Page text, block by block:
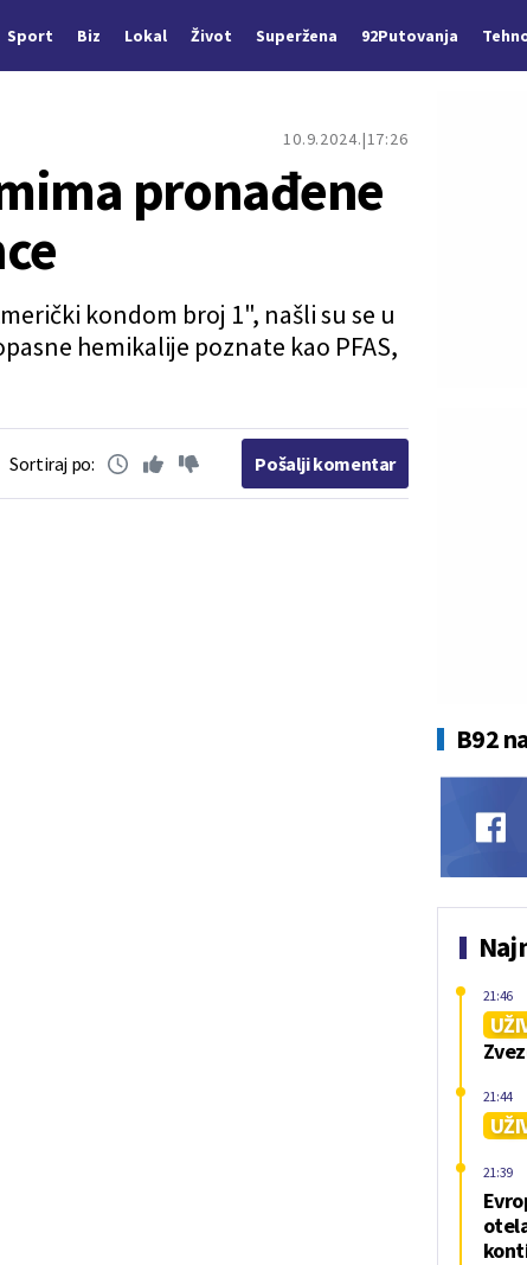
Sport Biz Lokal Život Superžena 92Putovanja
10.9.2024. 17:26
pronađene
kondom broj 1", našli su se u
hemikalije poznate kao PFAS,
Sortiraj po: Pošalji komentar
B92
21:46
21:44
21:39